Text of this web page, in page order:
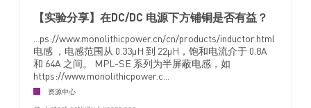
【实验分享】在DC/DC 电源下方铺铜是否有益？
...ps://www.monolithicpower.cn/cn/products/inductor.html
电感 ，电感范围从 0.33µH 到 22µH，饱和电流介于 0.8A
和 64A 之间。 MPL-SE 系列为半屏蔽电感，如
https://www.monolithicpower.c...
资源中心